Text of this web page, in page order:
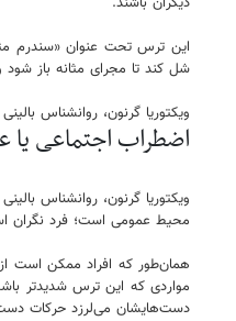
شل کند تا مجرای مثانه باز شود و
ویکتوریا گرنون، روانشناس
اضطراب اجتماعی یا
ویکتوریا گرنون، روانشناس
محیط عمومی است؛ فرد نگران
همان‌طور که افراد ممکن است
مواردی که این ترس شدیدتر
دست‌هایشان می‌لرزد حرکات دست